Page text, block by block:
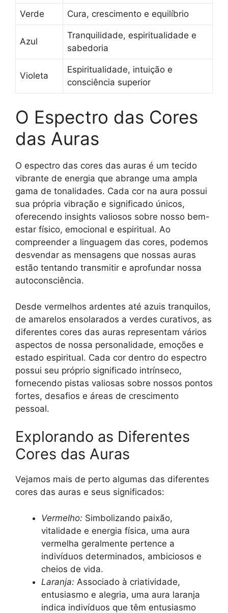
Verde Cura, crescimento e equilíbrio
Azul
Tranquilidade, espiritualidade e
sabedoria
Violeta
Espiritualidade, intuição e
consciência superior
O Espectro das Cores
das Auras
O espectro das cores das auras é um tecido
vibrante de energia que abrange uma ampla
gama de tonalidades. Cada cor na aura possui
sua própria vibração e significado únicos,
oferecendo insights valiosos sobre nosso bem-
estar físico, emocional e espiritual. Ao
compreender a linguagem das cores, podemos
desvendar as mensagens que nossas auras
estão tentando transmitir e aprofundar nossa
autoconsciência.
Desde vermelhos ardentes até azuis tranquilos,
de amarelos ensolarados a verdes curativos, as
diferentes cores das auras representam vários
aspectos de nossa personalidade, emoções e
estado espiritual. Cada cor dentro do espectro
possui seu próprio significado intrínseco,
fornecendo pistas valiosas sobre nossos pontos
fortes, desafios e áreas de crescimento
pessoal.
Explorando as Diferentes
Cores das Auras
Vejamos mais de perto algumas das diferentes
cores das auras e seus significados:
Vermelho: Simbolizando paixão,
vitalidade e energia física, uma aura
vermelha geralmente pertence a
indivíduos determinados, ambiciosos e
cheios de vida.
Laranja: Associado à criatividade,
entusiasmo e alegria, uma aura laranja
indica indivíduos que têm entusiasmo